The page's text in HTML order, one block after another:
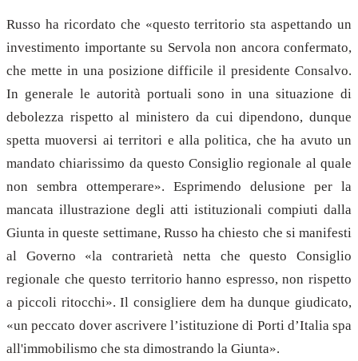
Russo ha ricordato che «questo territorio sta aspettando un
investimento importante su Servola non ancora confermato,
che mette in una posizione difficile il presidente Consalvo.
In generale le autorità portuali sono in una situazione di
debolezza rispetto al ministero da cui dipendono, dunque
spetta muoversi ai territori e alla politica, che ha avuto un
mandato chiarissimo da questo Consiglio regionale al quale
non sembra ottemperare». Esprimendo delusione per la
mancata illustrazione degli atti istituzionali compiuti dalla
Giunta in queste settimane, Russo ha chiesto che si manifesti
al Governo «la contrarietà netta che questo Consiglio
regionale che questo territorio hanno espresso, non rispetto
a piccoli ritocchi». Il consigliere dem ha dunque giudicato,
«un peccato dover ascrivere l’istituzione di Porti d’Italia spa
all'immobilismo che sta dimostrando la Giunta».